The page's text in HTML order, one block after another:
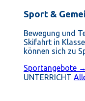
Sport &
Bewegung und
Skifahrt in
können sich zu
Sportangebote →
UNTERRICHT